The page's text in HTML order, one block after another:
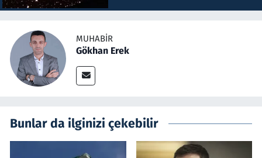
MUHABIR
Gökhan Erek
Bunlar da ilginizi çekebilir